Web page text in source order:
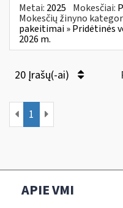
Metai: 2025 Mokesčiai:
Mokesčių žinyno
pakeitimai » Pridėtinės
2026 m.
20 Įrašų(-ai)
1
APIE VMI